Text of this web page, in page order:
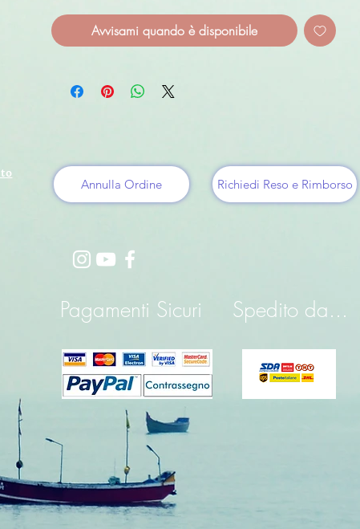
Avvisami quando è disponibile
Annulla Ordine Richiedi Reso e Rimborso
Pagamenti Sicuri Spedito da...